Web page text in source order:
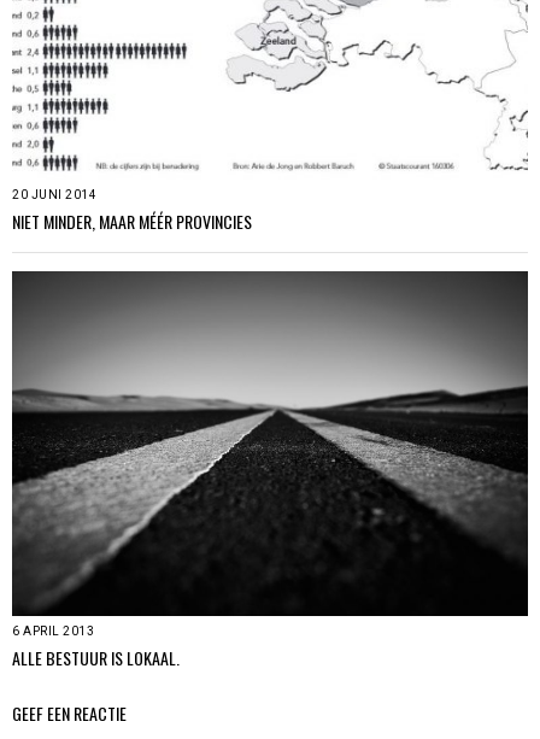
20 JUNI 2014
NIET MINDER, MAAR MÉÉR PROVINCIES
6 APRIL 2013
ALLE BESTUUR IS LOKAAL.
GEEF EEN REACTIE